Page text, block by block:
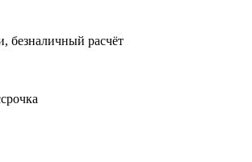
безналичный расчёт